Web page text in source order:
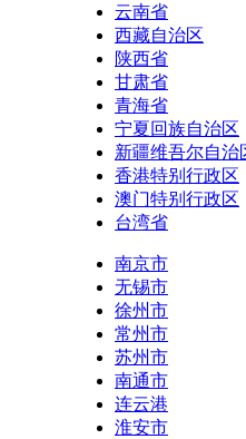
云南省
西藏自治区
陕西省
甘肃省
青海省
宁夏回族自治区
新疆维吾尔自治
香港特别行政区
澳门特别行政区
台湾省
南京市
无锡市
徐州市
常州市
苏州市
南通市
连云港
淮安市